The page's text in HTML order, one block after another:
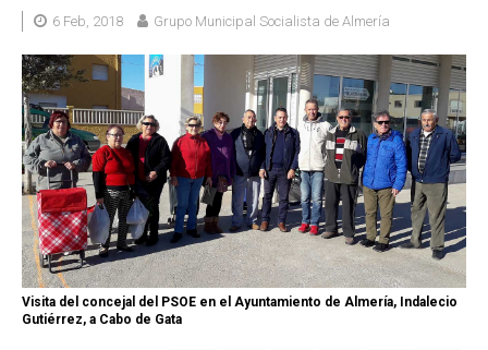
6 Feb, 2018 Grupo Municipal Socialista de Almería
Visita del concejal del PSOE en el Ayuntamiento de Almería, Indalecio
Gutiérrez, a Cabo de Gata